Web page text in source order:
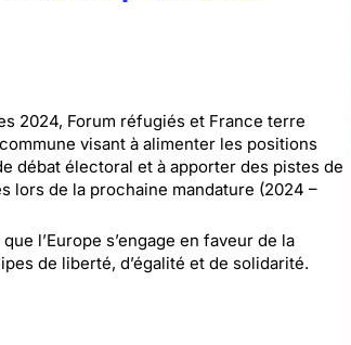
2024, Forum réfugiés et France terre
visant à alimenter les positions
débat électoral et à apporter des pistes de
lors de la prochaine mandature (2024 –
l’Europe s’engage en faveur de la
de liberté, d’égalité et de solidarité.